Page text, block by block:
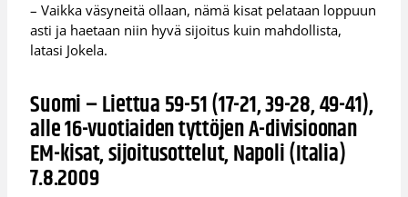
– Vaikka väsyneitä ollaan, nämä kisat pelataan loppuun
asti ja haetaan niin hyvä sijoitus kuin mahdollista,
latasi Jokela.
Suomi – Liettua 59-51 (17-21, 39-28, 49-41),
alle 16-vuotiaiden tyttöjen A-divisioonan
EM-kisat, sijoitusottelut, Napoli (Italia)
7.8.2009